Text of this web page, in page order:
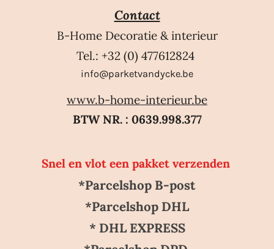
Contact
B-Home Decoratie & interieur
Tel.: +32 (0) 477612824
info@parketvandycke.be
www.b-home-interieur.be
BTW NR. : 0639.998.377
Snel en vlot een pakket verzenden
*Parcelshop B-post
*Parcelshop DHL
* DHL EXPRESS